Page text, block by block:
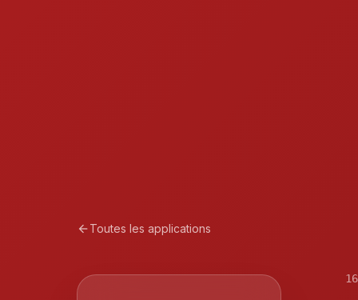
arrow_backToutes les applications